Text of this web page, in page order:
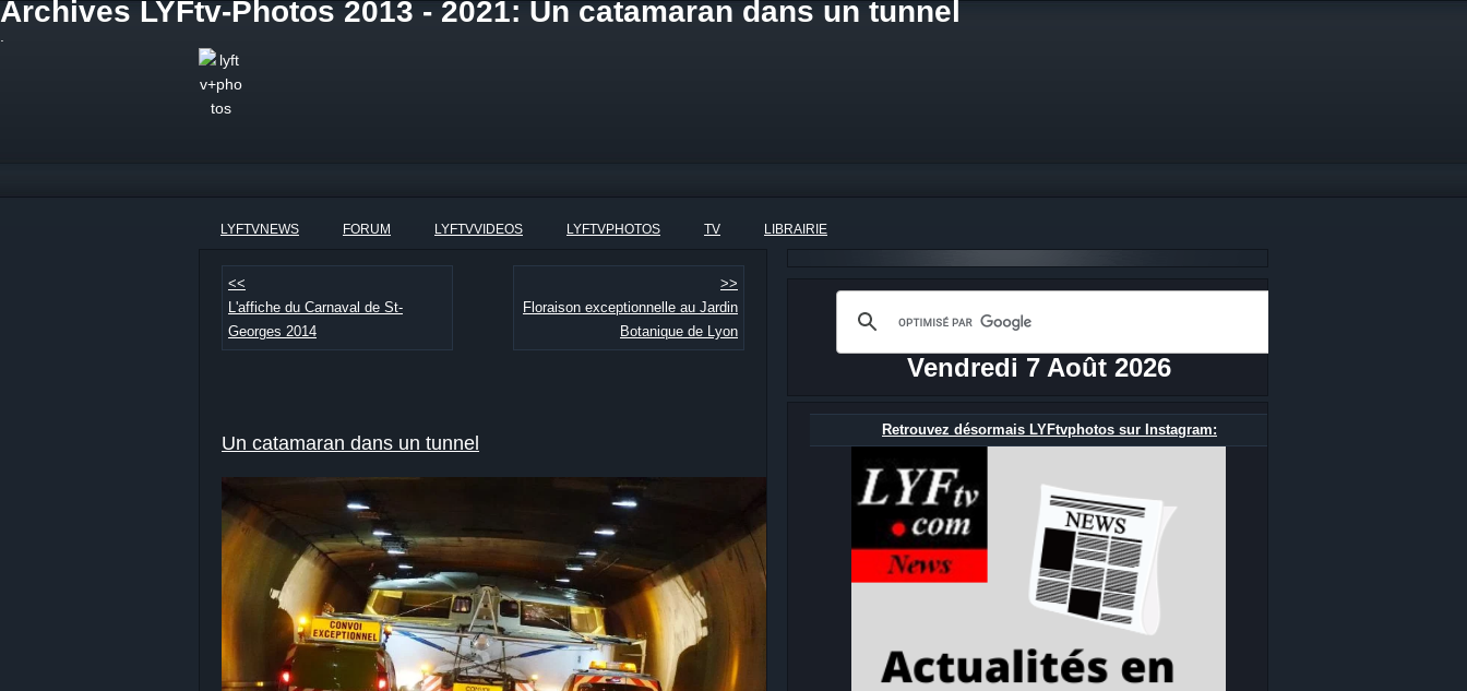
Archives LYFtv-Photos 2013 - 2021: Un catamaran dans un tunnel
LYFTVNEWS FORUM LYFTVVIDEOS LYFTVPHOTOS TV LIBRAIRIE
<<
L'affiche du Carnaval de St-
Georges 2014
>>
Floraison exceptionnelle au Jardin
Botanique de Lyon
Un catamaran dans un tunnel
Vendredi 7 Août 2026
Retrouvez désormais LYFtvphotos sur Instagram: